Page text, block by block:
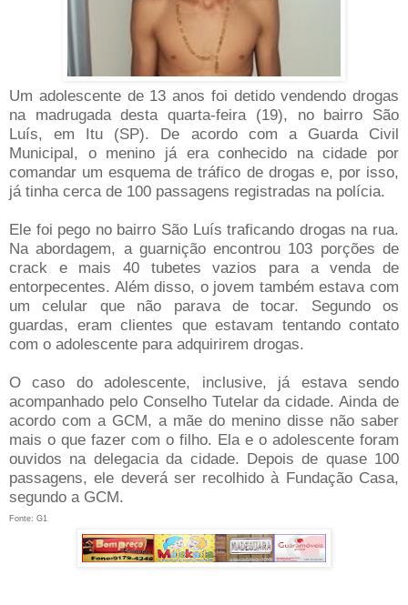
Um adolescente de 13 anos foi detido vendendo drogas
na madrugada desta quarta-feira (19), no bairro São
Luís, em Itu (SP). De acordo com a Guarda Civil
Municipal, o menino já era conhecido na cidade por
comandar um esquema de tráfico de drogas e, por isso,
já tinha cerca de 100 passagens registradas na polícia.
Ele foi pego no bairro São Luís traficando drogas na rua.
Na abordagem, a guarnição encontrou 103 porções de
crack e mais 40 tubetes vazios para a venda de
entorpecentes. Além disso, o jovem também estava com
um celular que não parava de tocar. Segundo os
guardas, eram clientes que estavam tentando contato
com o adolescente para adquirirem drogas.
O caso do adolescente, inclusive, já estava sendo
acompanhado pelo Conselho Tutelar da cidade. Ainda de
acordo com a GCM, a mãe do menino disse não saber
mais o que fazer com o filho. Ela e o adolescente foram
ouvidos na delegacia da cidade. Depois de quase 100
passagens, ele deverá ser recolhido à Fundação Casa,
segundo a GCM.
Fonte: G1